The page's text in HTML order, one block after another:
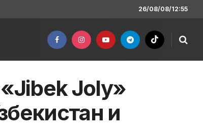
26/08/08/12:55
Joly»
и